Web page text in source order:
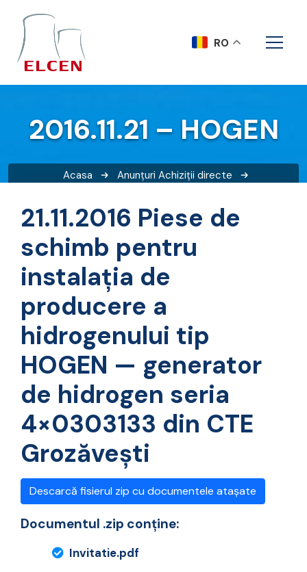
2016.11.21 – HOGEN
Acasa Anunțuri Achiziții directe
21.11.2016 Piese de
schimb pentru
instalația de
producere a
hidrogenului tip
HOGEN — generator
de hidrogen seria
4×0303133 din CTE
Grozăvești
Descarcă fisierul zip cu documentele atașate
Documentul .zip conține:
Invitatie.pdf
RO